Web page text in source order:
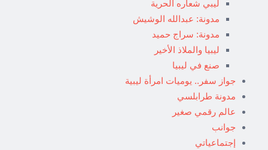
ليبي شعاره الحرية
مدونة: عبدالله الوشيش
مدونة: سراج حميد
ليبيا والملاذ الأخير
صنع في ليبيا
جواز سفر.. يوميات امرأة ليبية
مدونة طرابلسي
عالم رقمي صغير
جوانب
إجتماعياتي